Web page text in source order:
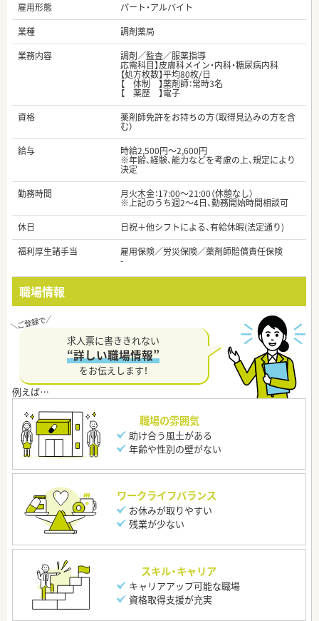
雇用形態
パート・アルバイト
業種
調剤薬局
業務内容
調剤／監査／服薬指導
応需科目】皮膚科メイン・内科・糖尿病内科
【処方枚数】平均80枚/日
【 体制 】薬剤師：常時3名
【 薬歴 】電子
資格
薬剤師免許をお持ちの方（取得見込みの方を含
む）
給与
時給2,500円～2,600円
※年齢、経験、能力などを考慮の上、規定により
決定
勤務時間
月火木金：17:00～21:00（休憩なし）
※上記のうち週2～4日、勤務開始時間相談可
休日
日祝＋他シフトによる、有給休暇(法定通り)
福利厚生諸手当
雇用保険／労災保険／薬剤師賠償責任保険
-
職場情報
求人票に書ききれない
“詳しい職場情報”
をお伝えします！
職場の雰囲気
助け合う風土がある
年齢や性別の壁がない
ワークライフバランス
お休みが取りやすい
残業が少ない
スキル・キャリア
キャリアアップ可能な職場
資格取得支援が充実